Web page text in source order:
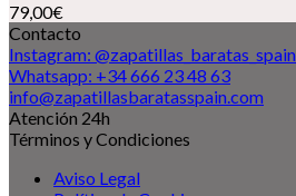
79,00€
Contacto
Instagram: @zapatillas_baratas_spain
Whatsapp: +34 666 23 48 63
info@zapatillasbaratasspain.com
Atención 24h
Términos y Condiciones
Aviso Legal